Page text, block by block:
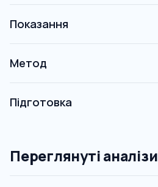
Показання
Метод
Підготовка
Переглянуті аналізи